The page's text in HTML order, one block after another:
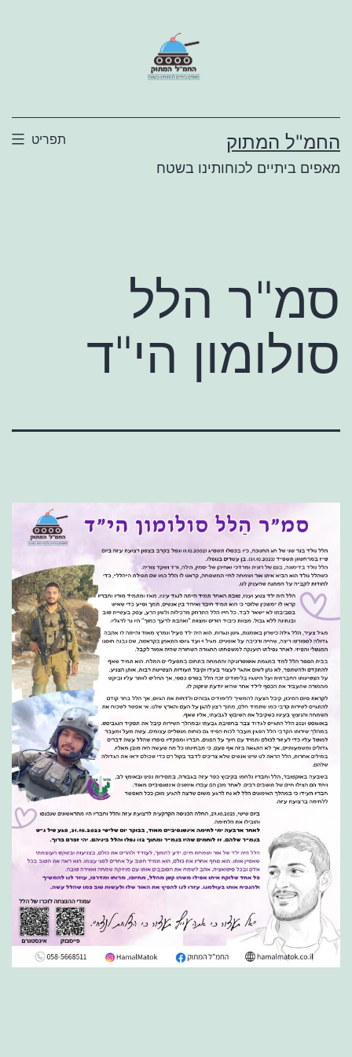
החמ"ל המתוק
מאפים ביתיים לכוחותינו בשטח
תפריט
סמ"ר הלל
סולומון הי"ד